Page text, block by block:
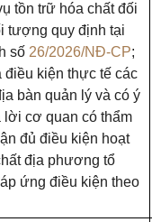
tồn trữ hóa chất đối
tượng quy định tại
số 26/2026/NĐ-CP;
điều kiện thực tế các
bàn quản lý và có ý
lời cơ quan có thẩm
đủ điều kiện hoạt
địa phương tổ
ứng điều kiện theo